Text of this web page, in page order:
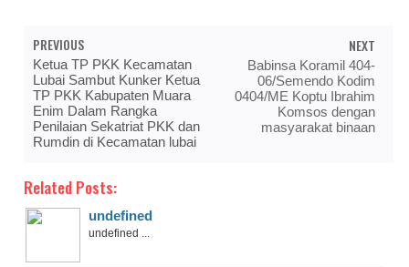
PREVIOUS
Ketua TP PKK Kecamatan
Lubai Sambut Kunker Ketua
TP PKK Kabupaten Muara
Enim Dalam Rangka
Penilaian Sekatriat PKK dan
Rumdin di Kecamatan lubai
NEXT
Babinsa Koramil 404-
06/Semendo Kodim
0404/ME Koptu Ibrahim
Komsos dengan
masyarakat binaan
Related Posts:
undefined
undefined ...